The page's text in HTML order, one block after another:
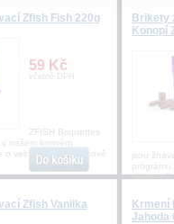
Zfish Fish 220g
59 Kč
včetně DPH
ZFISH Briquettes
našem krmném
o velmi kvalitní a tlakově
Brikety
Konopí
jsou
Zfish Vanilka
Krmení
Jahoda